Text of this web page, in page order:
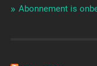
Abonnement is